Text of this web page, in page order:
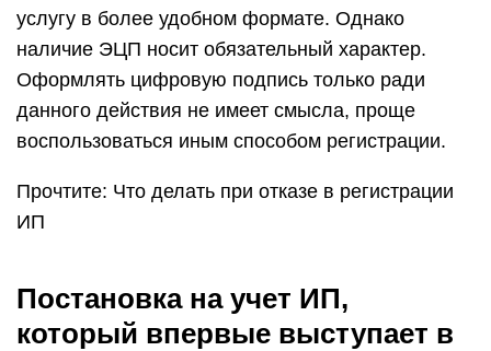
услугу в более удобном формате. Однако
наличие ЭЦП носит обязательный характер.
Оформлять цифровую подпись только ради
данного действия не имеет смысла, проще
воспользоваться иным способом регистрации.
Прочтите: Что делать при отказе в регистрации
ИП
Постановка на учет ИП,
который впервые выступает в